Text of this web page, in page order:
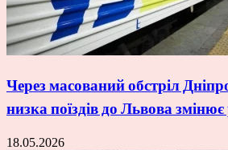
Через масований обстріл
низка поїздів до Львова
18.05.2026